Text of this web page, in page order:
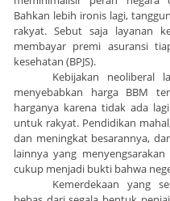
Bahkan lebih ironis lagi,
rakyat. Sebut saja layanan
membayar premi asuransi
kesehatan (BPJS).
Kebijakan neoliberal
menyebabkan harga BBM
harganya karena tidak ada
untuk rakyat. Pendidikan
dan meningkat besarannya,
lainnya yang
cukup menjadi bukti bahwa
Kemerdekaan yang